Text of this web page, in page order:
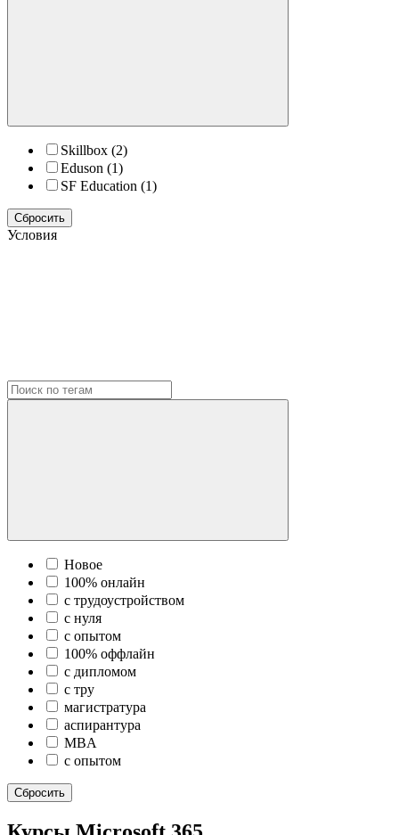
Skillbox (2)
Eduson (1)
SF Education (1)
Сбросить
Условия
Новое
100% онлайн
с трудоустройством
с нуля
с опытом
100% оффлайн
с дипломом
с тру
магистратура
аспирантура
MBA
c опытом
Сбросить